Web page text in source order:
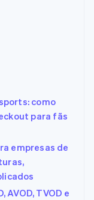
como
para fãs
empresas de
AVOD, TVOD e